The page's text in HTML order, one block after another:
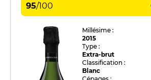
95/100
Millésime :
2015
Type :
Extra-brut
Classification :
Blanc